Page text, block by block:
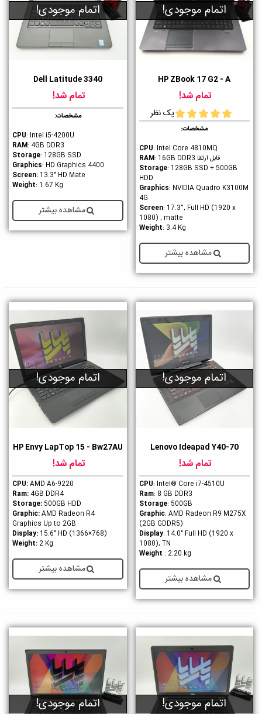
اتمام موجودی!
HP ZBook 17 G2 - A
تمام شد!
یک نظر
مشخصات:
CPU: Intel Core 4810MQ
قابل ارتقا : 16GB DDR3
Storage: 128GB SSD + 500GB
HDD
Graphics: NVIDIA Quadro K3100M
4G
Screen: 17.3”, Full HD (1920 x
1080) , matte
Weight: 3.4 Kg
مشاهده بیشتر
اتمام موجودی!
Dell Latitude 3340
تمام شد!
مشخصات:
CPU: Intel i5-4200U
RAM: 4GB DDR3
Storage: 128GB SSD
Graphics: HD Graphics 4400
Screen: 13.3" HD Mate
Weight: 1.67 Kg
مشاهده بیشتر
اتمام موجودی!
Lenovo Ideapad Y40-70
تمام شد!
CPU: Intel® Core i7-4510U
Ram: 8 GB DDR3
Storage: 500GB
Graphic: AMD Radeon R9 M275X
(2GB GDDR5)
Display: 14.0" Full HD (1920 x
1080), TN
Weight : 2.20 kg
مشاهده بیشتر
اتمام موجودی!
HP Envy LapTop 15 - Bw27AU
تمام شد!
CPU:AMD A6-9220
Ram: 4GB DDR4
Storage: 500GB HDD
Graphic:AMD Radeon R4
Graphics Up to 2GB
Display: 15.6" HD (1366×768)
Weight: 2 Kg
مشاهده بیشتر
اتمام موجودی! اتمام موجودی!